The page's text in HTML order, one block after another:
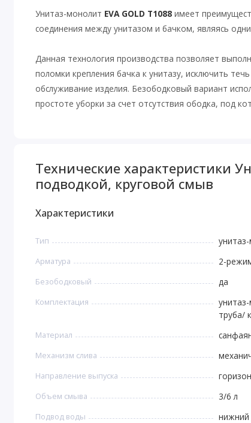
Унитаз-монолит EVA GOLD T1088 имеет
соединения между унитазом и бачком, являясь
Данная технология производства позволяет
поломки крепления бачка к унитазу, исключить
обслуживание изделия. Безободковый вариант
простоте уборки за счет отсутствия ободка, под
Технические характеристики
подводкой, круговой смыв
Характеристики
Тип
Арматура 2-
Безободковый да
Комплектация
труба/
Материал
Механизм слива
Направление выпуска
Объем смыва 3/6 л
Подвод воды нижний